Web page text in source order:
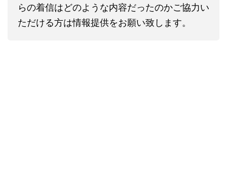
らの着信はどのような内容だったのかご協力い
ただける方は情報提供をお願い致します。